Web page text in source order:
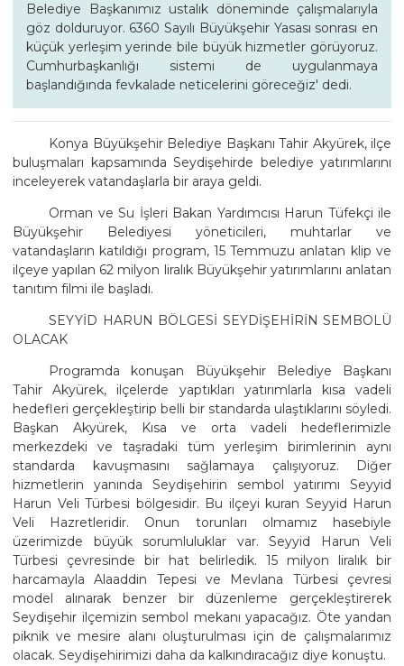
Belediye Başkanımız ustalık döneminde çalışmalarıyla
göz dolduruyor. 6360 Sayılı Büyükşehir Yasası sonrası en
küçük yerleşim yerinde bile büyük hizmetler görüyoruz.
Cumhurbaşkanlığı sistemi de uygulanmaya
başlandığında fevkalade neticelerini göreceğiz' dedi.
Konya Büyükşehir Belediye Başkanı Tahir Akyürek, ilçe
buluşmaları kapsamında Seydişehirde belediye yatırımlarını
inceleyerek vatandaşlarla bir araya geldi.
Orman ve Su İşleri Bakan Yardımcısı Harun Tüfekçi ile
Büyükşehir Belediyesi yöneticileri, muhtarlar ve
vatandaşların katıldığı program, 15 Temmuzu anlatan klip ve
ilçeye yapılan 62 milyon liralık Büyükşehir yatırımlarını anlatan
tanıtım filmi ile başladı.
SEYYİD HARUN BÖLGESİ SEYDİŞEHİRİN SEMBOLÜ
OLACAK
Programda konuşan Büyükşehir Belediye Başkanı
Tahir Akyürek, ilçelerde yaptıkları yatırımlarla kısa vadeli
hedefleri gerçekleştirip belli bir standarda ulaştıklarını söyledi.
Başkan Akyürek, Kısa ve orta vadeli hedeflerimizle
merkezdeki ve taşradaki tüm yerleşim birimlerinin aynı
standarda kavuşmasını sağlamaya çalışıyoruz. Diğer
hizmetlerin yanında Seydişehirin sembol yatırımı Seyyid
Harun Veli Türbesi bölgesidir. Bu ilçeyi kuran Seyyid Harun
Veli Hazretleridir. Onun torunları olmamız hasebiyle
üzerimizde büyük sorumluluklar var. Seyyid Harun Veli
Türbesi çevresinde bir hat belirledik. 15 milyon liralık bir
harcamayla Alaaddin Tepesi ve Mevlana Türbesi çevresi
model alınarak benzer bir düzenleme gerçekleştirerek
Seydişehir ilçemizin sembol mekanı yapacağız. Öte yandan
piknik ve mesire alanı oluşturulması için de çalışmalarımız
olacak. Seydişehirimizi daha da kalkındıracağız diye konuştu.